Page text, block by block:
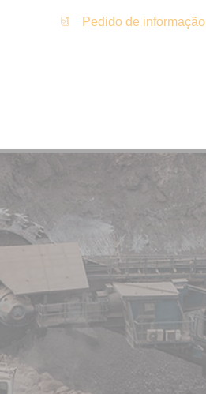
Pedido de informação